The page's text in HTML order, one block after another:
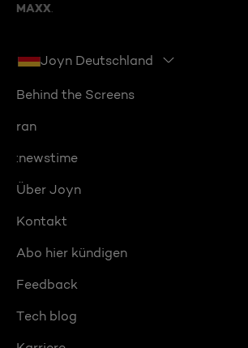
MAXX
Joyn Deutschland
Behind the Screens
ran
:newstime
Über Joyn
Kontakt
Abo hier kündigen
Feedback
Tech blog